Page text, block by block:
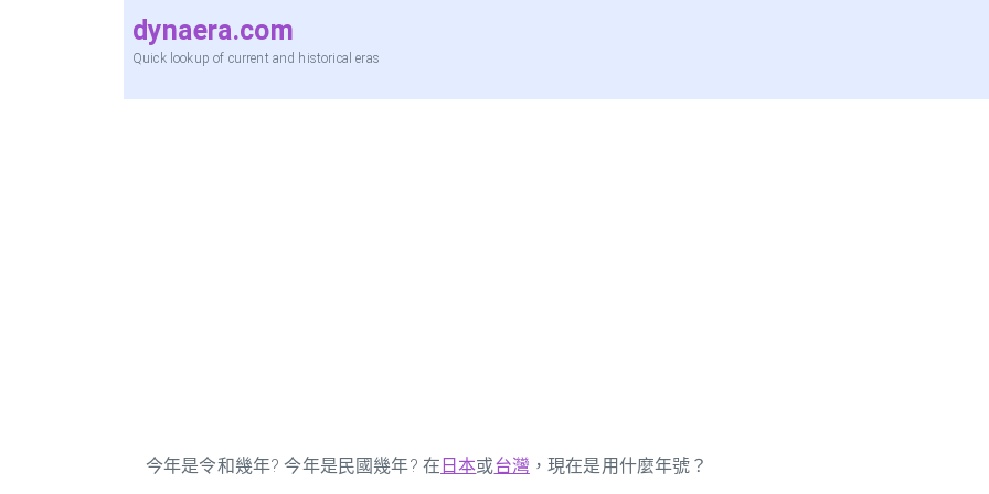
dynaera.com
Quick lookup of current and historical eras
今年是令和幾年? 今年是民國幾年? 在 日本或台灣 ，現在是用什麼年號？